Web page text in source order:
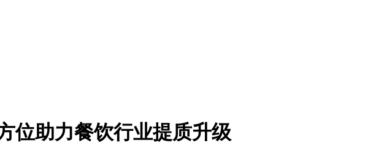
位助力餐饮行业提质升级